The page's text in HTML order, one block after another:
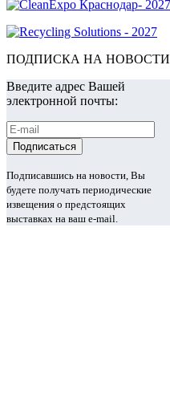
ПОДПИСКА НА НОВОСТИ
Введите адрес Вашей
электронной почты:
Подписавшись на новости, Вы
будете получать периодические
извещения о предстоящих
выставках на ваш e-mail.